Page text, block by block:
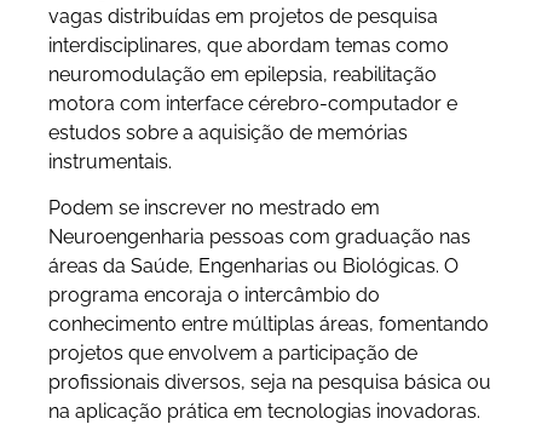
vagas distribuídas em projetos de pesquisa
interdisciplinares, que abordam temas como
neuromodulação em epilepsia, reabilitação
motora com interface cérebro-computador e
estudos sobre a aquisição de memórias
instrumentais.
Podem se inscrever no mestrado em
Neuroengenharia pessoas com graduação nas
áreas da Saúde, Engenharias ou Biológicas. O
programa encoraja o intercâmbio do
conhecimento entre múltiplas áreas, fomentando
projetos que envolvem a participação de
profissionais diversos, seja na pesquisa básica ou
na aplicação prática em tecnologias inovadoras.